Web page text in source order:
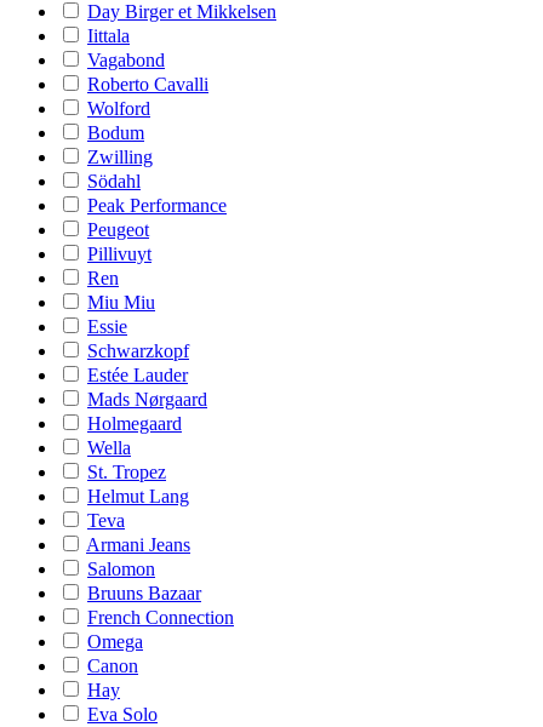
Day Birger et Mikkelsen
Iittala
Vagabond
Roberto Cavalli
Wolford
Bodum
Zwilling
Södahl
Peak Performance
Peugeot
Pillivuyt
Ren
Miu Miu
Essie
Schwarzkopf
Estée Lauder
Mads Nørgaard
Holmegaard
Wella
St. Tropez
Helmut Lang
Teva
Armani Jeans
Salomon
Bruuns Bazaar
French Connection
Omega
Canon
Hay
Eva Solo